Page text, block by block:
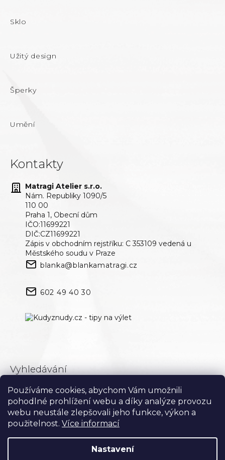
Používáme cookies, abychom Vám umožnili
pohodlné prohlížení webu a díky analýze provozu
webu neustále zlepšovali jeho funkce, výkon a
použitelnost. Více informací
Nastavení
Sklo
Užitý design
Šperky
Umění
Kontakty
Matragi Atelier s.r.o.
Nám. Republiky 1090/5
110 00
Praha 1, Obecní dům
IČO:11699221
DIČ:CZ11699221
Zápis v obchodním rejstříku: C 353109 vedená u
Městského soudu v Praze
blanka@blankamatragi.cz
602 49 40 30
Vyhledávání
Hledat